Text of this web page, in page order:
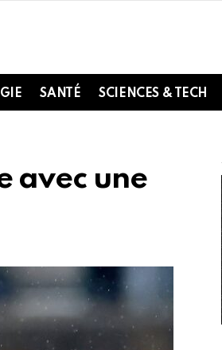
SANTÉ SCIENCES & TECH
avec une